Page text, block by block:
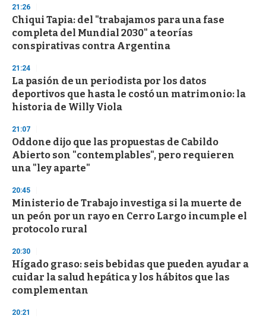
s
e
c
o
n
21:26
Chiqui Tapia: del "trabajamos para una fase
completa del Mundial 2030" a teorías
conspirativas contra Argentina
21:24
La pasión de un periodista por los datos
deportivos que hasta le costó un matrimonio: la
historia de Willy Viola
21:07
Oddone dijo que las propuestas de Cabildo
Abierto son "contemplables", pero requieren
una "ley aparte"
20:45
Ministerio de Trabajo investiga si la muerte de
un peón por un rayo en Cerro Largo incumple el
protocolo rural
20:30
Hígado graso: seis bebidas que pueden ayudar a
cuidar la salud hepática y los hábitos que las
complementan
20:21